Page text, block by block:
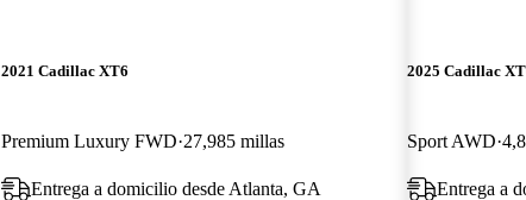
2021 Cadillac XT6
Premium Luxury FWD 27,985 millas
Entrega a domicilio desde Atlanta, GA
2025 Cadillac
Sport AWD
Entrega a